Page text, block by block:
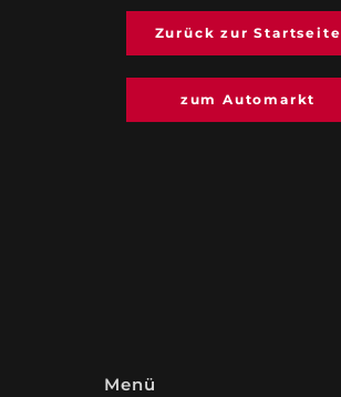
Zurück zur Startseite
zum Automarkt
Menü